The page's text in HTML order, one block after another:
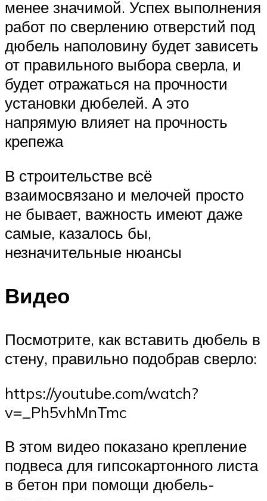
менее значимой. Успех выполнения
работ по сверлению отверстий под
дюбель наполовину будет зависеть
от правильного выбора сверла, и
будет отражаться на прочности
установки дюбелей. А это
напрямую влияет на прочность
крепежа
В строительстве всё
взаимосвязано и мелочей просто
не бывает, важность имеют даже
самые, казалось бы,
незначительные нюансы
Видео
Посмотрите, как вставить дюбель в
стену, правильно подобрав сверло:
https://youtube.com/watch?
v=_Ph5vhMnTmc
В этом видео показано крепление
подвеса для гипсокартонного листа
в бетон при помощи дюбель-